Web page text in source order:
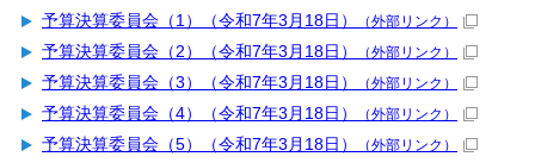
予算決算委員会（1）（令和7年3月18日） （外部リンク）
予算決算委員会（2）（令和7年3月18日） （外部リンク）
予算決算委員会（3）（令和7年3月18日） （外部リンク）
予算決算委員会（4）（令和7年3月18日） （外部リンク）
予算決算委員会（5）（令和7年3月18日） （外部リンク）